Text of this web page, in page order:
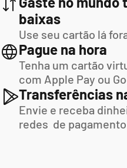
baixas
Use seu cartão lá
Pague na hora
Tenha um cartão
com Apple Pay ou
Transferências
Envie e receba
redes  de